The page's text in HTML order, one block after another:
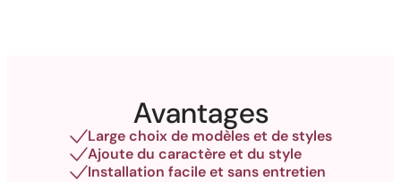
Avantages
Large choix de modèles et de styles
Ajoute du caractère et du style
Installation facile et sans entretien